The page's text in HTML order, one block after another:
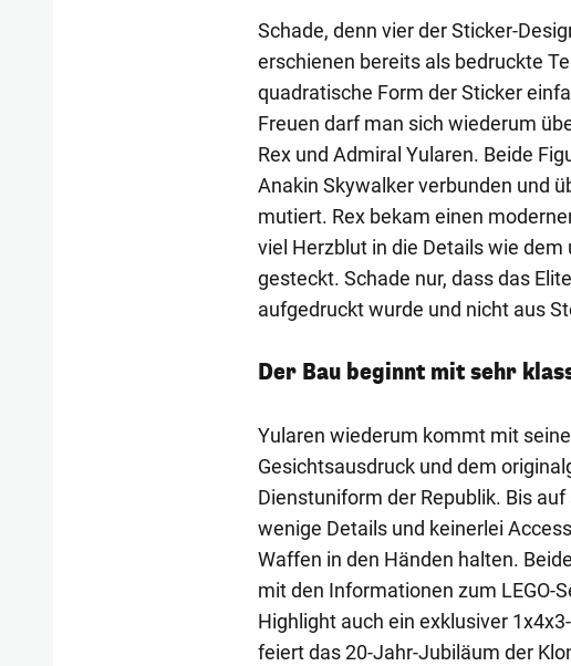
Schade, denn vier der Sticker-
erschienen bereits als bedruckte
quadratische Form der Sticker
Freuen darf man sich wiederum
Rex und Admiral Yularen. Beide
Anakin Skywalker verbunden und
mutiert. Rex bekam einen
viel Herzblut in die Details wie
gesteckt. Schade nur, dass das
aufgedruckt wurde und nicht aus
Der Bau beginnt mit sehr
Yularen wiederum kommt mit
Gesichtsausdruck und dem
Dienstuniform der Republik. Bis
wenige Details und keinerlei
Waffen in den Händen halten.
mit den Informationen zum LEGO-
Highlight auch ein exklusiver
feiert das 20-Jahr-Jubiläum der